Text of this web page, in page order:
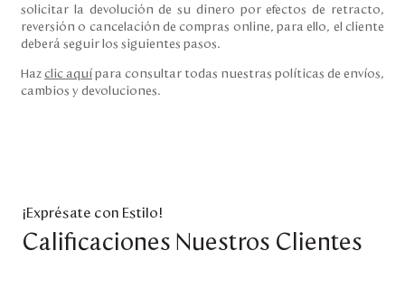
solicitar la devolución de su dinero por efectos de retracto,
reversión o cancelación de compras online, para ello, el cliente
deberá seguir los siguientes pasos.
Haz clic aquí para consultar todas nuestras políticas de envíos,
cambios y devoluciones.
¡Exprésate con Estilo!
Calificaciones Nuestros Clientes